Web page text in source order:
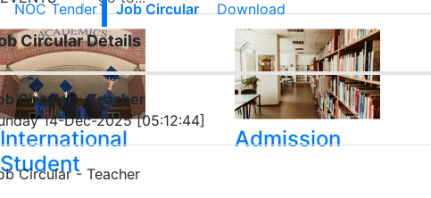
International
Student
Admission
NOC Tender Job Circular Download
Circular Details
Circular - Teacher
14-Dec-2025 [05:12:44]
Circular - Teacher